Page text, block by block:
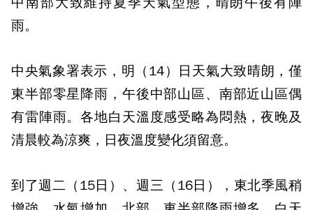
雨。
中央氣象署表示，明（14）日天氣大致晴朗，僅
東半部零星降雨，午後中部山區、南部近山區偶
有雷陣雨。各地白天溫度感受略為悶熱，夜晚及
清晨較為涼爽，日夜溫度變化須留意。
到了週二（15日）、週三（16日），東北季風稍